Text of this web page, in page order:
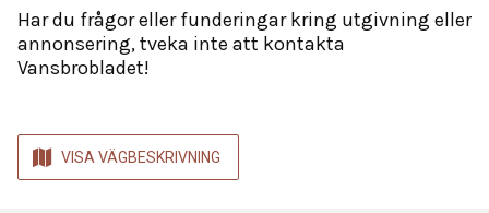
Har du frågor eller funderingar kring utgivning eller
annonsering, tveka inte att kontakta
Vansbrobladet!
VISA VÄGBESKRIVNING